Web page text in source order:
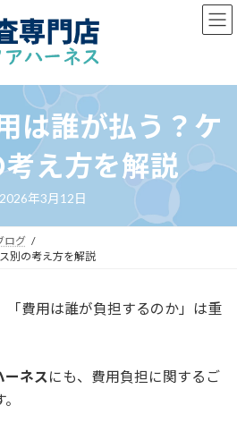
は誰が払う？ケ
え方を解説
2026年3月12日
ログ
別の考え方を解説
「費用は誰が負担するのか」は重
ーネス にも、費用負担に関するご